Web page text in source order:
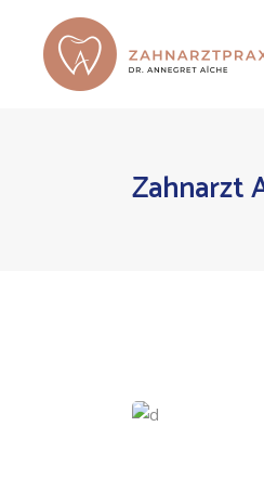
Zahnarzt